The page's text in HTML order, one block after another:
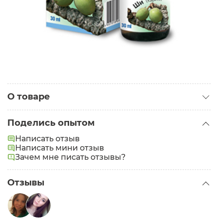
О товаре
Поделись опытом
Написать отзыв
Написать мини отзыв
Зачем мне писать отзывы?
Отзывы